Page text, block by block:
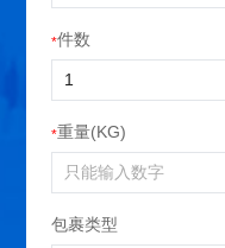
*件数
*重量(KG)
包裹类型